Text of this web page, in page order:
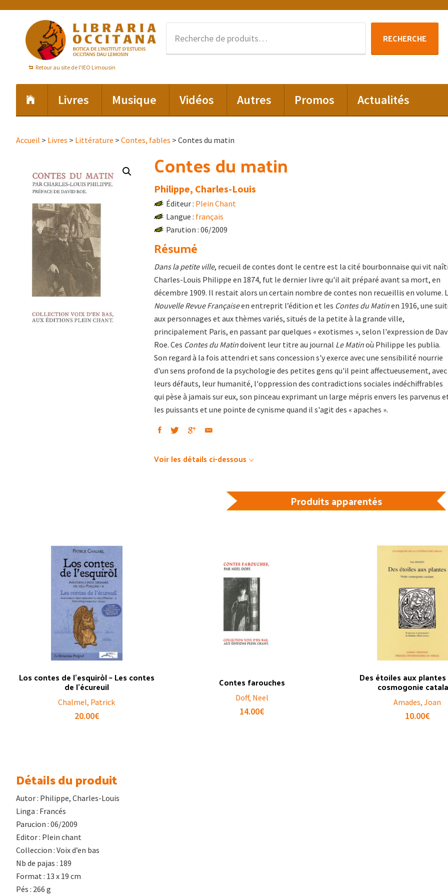
navigation
principale
contenu
principal
Retour au site de l'IEO Limousin
RECHERCHE
Livres Musique Vidéos Autres Promos Actualités
Accueil > Livres > Littérature > Contes, fables > Contes du matin
Contes du matin
Philippe, Charles-Louis
Éditeur : Plein Chant
Langue : français
Parution : 06/2009
Résumé
Dans la petite ville, recueil de contes dont le centre est la cité bourbonnaise qui vit
Charles-Louis Philippe en 1874, fut le dernier livre qu'il ait préparé avant sa mort, en
décembre 1909. Il restait alors un certain nombre de contes non recueillis en volume.
Nouvelle Revue Françaiseen entreprit l’édition et les Contes du Matinen 1916, une
aux personnages et aux thèmes variés, situés de la petite à la grande ville,
principalement Paris, en passant par quelques « exotismes », selon l'expression de
Roe. Ces Contes du Matindoivent leur titre au journal Le Matinoù Philippe les publia.
Son regard à la fois attendri et sans concession s'y exerce avec une sensibilité nourrie
d'un sens profond de la psychologie des petites gens qu'il peint affectueusement, avec
leurs défauts, leur humanité, l'oppression des contradictions sociales indéchiffrables
qui pèse à jamais sur eux, son pinceau exprimant un large mépris envers les parvenus
les puissants et une pointe de cynisme quand il s'agit des « apaches ».
Voir les détails ci-dessous
Produits apparentés
Los contes de l’esquiròl – Les contes
de l’écureuil
Chalmel, Patrick
20.00€
Contes farouches
Doff, Neel
14.00€
Des étoiles aux
cosmogonie
Amades, Joan
10.00€
Détails du produit
Autor : Philippe, Charles-Louis
Linga : Francés
Parucion : 06/2009
Editor : Plein chant
Colleccion : Voix d’en bas
Nb de pajas : 189
Format : 13 x 19 cm
Pés : 266 g